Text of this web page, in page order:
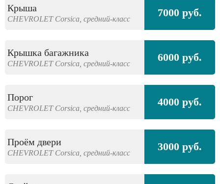
Крыша
CHEVROLET Corsica, средний-класс 7000 руб.
Крышка багажника
CHEVROLET Corsica, средний-класс 6000 руб.
Порог
CHEVROLET Corsica, средний-класс 4000 руб.
Проём двери
CHEVROLET Corsica, средний-класс 3000 руб.